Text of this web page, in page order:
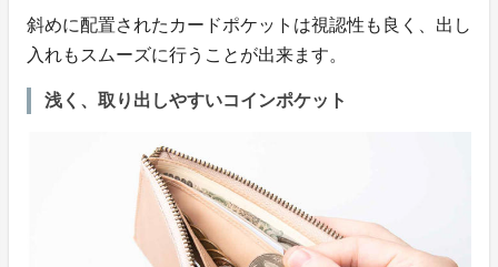
斜めに配置されたカードポケットは視認性も良く、出し
入れもスムーズに行うことが出来ます。
浅く、取り出しやすいコインポケット